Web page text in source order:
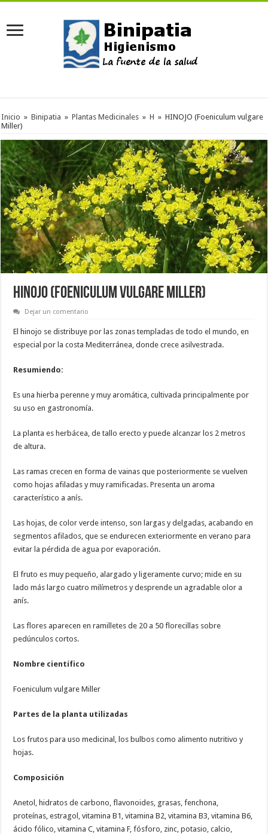
Inicio » Binipatia » Plantas Medicinales » H » HINOJO (Foeniculum vulgare
Miller)
HINOJO (Foeniculum vulgare Miller)
Dejar un comentario
El hinojo se distribuye por las zonas templadas de todo el mundo, en
especial por la costa Mediterránea, donde crece asilvestrada.
Resumiendo:
Es una hierba perenne y muy aromática, cultivada principalmente por
su uso en gastronomía.
La planta es herbácea, de tallo erecto y puede alcanzar los 2 metros
de altura.
Las ramas crecen en forma de vainas que posteriormente se vuelven
como hojas afiladas y muy ramificadas. Presenta un aroma
característico a anís.
Las hojas, de color verde intenso, son largas y delgadas, acabando en
segmentos afilados, que se endurecen exteriormente en verano para
evitar la pérdida de agua por evaporación.
El fruto es muy pequeño, alargado y ligeramente curvo; mide en su
lado más largo cuatro milímetros y desprende un agradable olor a
anís.
Las flores aparecen en ramilletes de 20 a 50 florecillas sobre
pedúnculos cortos.
Nombre científico
Foeniculum vulgare Miller
Partes de la planta utilizadas
Los frutos para uso medicinal, los bulbos como alimento nutritivo y
hojas.
Composición
Anetol, hidratos de carbono, flavonoides, grasas, fenchona,
proteínas, estragol, vitamina B1, vitamina B2, vitamina B3, vitamina B6,
ácido fólico, vitamina C, vitamina F, fósforo, zinc, potasio, calcio,